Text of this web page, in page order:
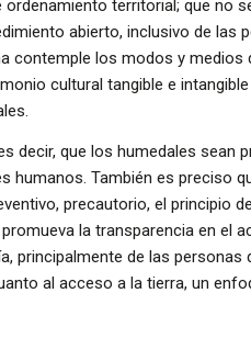
territorial; que no
abierto, inclusivo de las
contemple los modos y medios
cultural tangible e
decir, que los humedales sean
humanos. También es preciso
precautorio, el principio
la transparencia en el
principalmente de las personas
al acceso a la tierra, un